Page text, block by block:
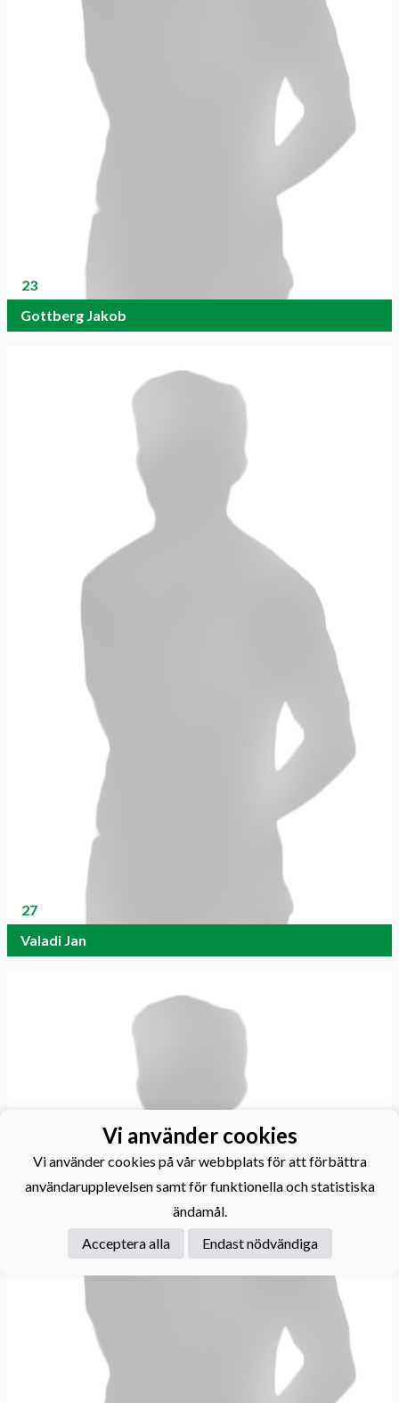
23
Gottberg Jakob
27
Valadi Jan
Vi använder cookies
Vi använder cookies på vår webbplats för att förbättra
användarupplevelsen samt för funktionella och statistiska
ändamål.
Acceptera alla
Endast nödvändiga